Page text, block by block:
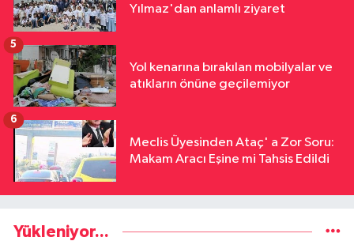
Yılmaz'dan anlamlı ziyaret
Yol kenarına bırakılan mobilyalar ve
atıkların önüne geçilemiyor
5
Meclis Üyesinden Ataç' a Zor Soru:
Makam Aracı Eşine mi Tahsis Edildi
6
Yükleniyor...